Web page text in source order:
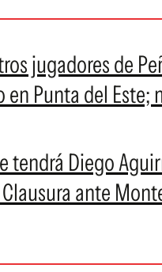
jugadores de
Punta del Este;
tendrá Diego
ante